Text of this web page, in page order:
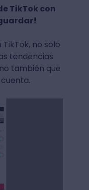
TikTok con
no solo
tendencias
también que